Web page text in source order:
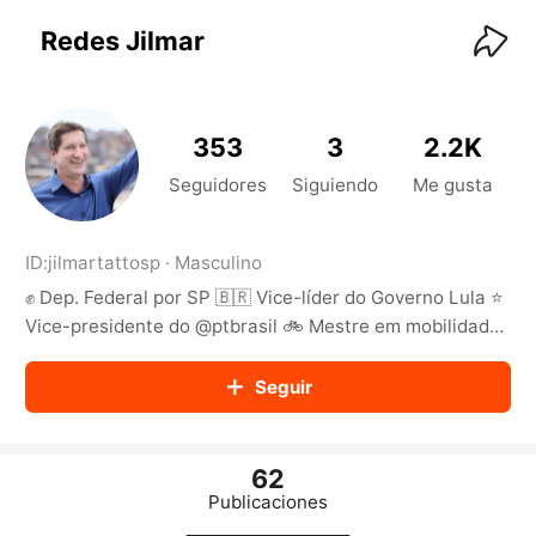
Redes Jilmar
353
Seguidores
3
Siguiendo
2.2K
Me gusta
ID:jilmartattosp · Masculino
✊ Dep. Federal por SP 🇧🇷 Vice-líder do Governo Lula ⭐️
Vice-presidente do @ptbrasil 🚲 Mestre em mobilidade
Seguir
62
Publicaciones
KwaiKwaiKwaiKwaiKwaiKwaiKwaiKwaiKwaiKwaiKwaiKwaiKw
KwaiKwaiKwaiKwaiKwaiKwaiKwaiKwaiKwaiKwaiKwaiKwaiKw
aiKwaiKwaiKwaiKwaiKwaiKwaiKwai
KwaiKwaiKwaiKwaiKwaiKwaiKwaiKwaiKwaiKwaiKwaiKwaiKw
aiKwaiKwaiKwaiKwaiKwaiKwaiKwai
KwaiKwaiKwaiKwaiKwaiKwaiKwaiKwaiKwaiKwaiKwaiKwaiKw
aiKwaiKwaiKwaiKwaiKwaiKwaiKwai
KwaiKwaiKwaiKwaiKwaiKwaiKwaiKwaiKwaiKwaiKwaiKwaiKw
aiKwaiKwaiKwaiKwaiKwaiKwaiKwai
KwaiKwaiKwaiKwaiKwaiKwaiKwaiKwaiKwaiKwaiKwaiKwaiKw
KwaiKwaiKwaiKwaiKwaiKwaiKwaiKwaiKwaiKwaiKwaiKwaiKw
aiKwaiKwaiKwaiKwaiKwaiKwaiKwai
KwaiKwaiKwaiKwaiKwaiKwaiKwaiKwaiKwaiKwaiKwaiKwaiKw
KwaiKwaiKwaiKwaiKwaiKwaiKwaiKwaiKwaiKwaiKwaiKwaiKw
aiKwaiKwaiKwaiKwaiKwaiKwaiKwai
KwaiKwaiKwaiKwaiKwaiKwaiKwaiKwaiKwaiKwaiKwaiKwaiKw